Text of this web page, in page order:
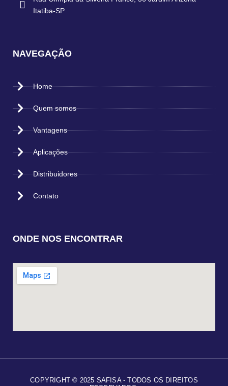
Itatiba-SP
NAVEGAÇÃO
Home
Quem somos
Vantagens
Aplicações
Distribuidores
Contato
ONDE NOS ENCONTRAR
COPYRIGHT © 2025 SAFISA - TODOS OS DIREITOS